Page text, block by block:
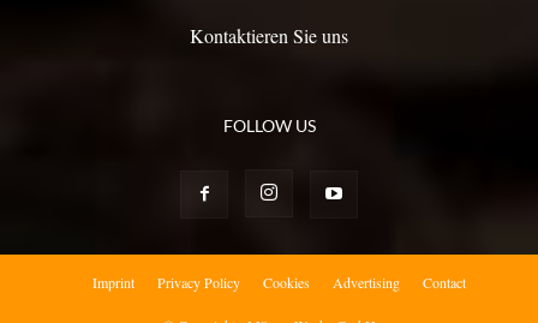
Kontaktieren Sie uns
FOLLOW US
Imprint Privacy Policy Cookies Advertising Contact